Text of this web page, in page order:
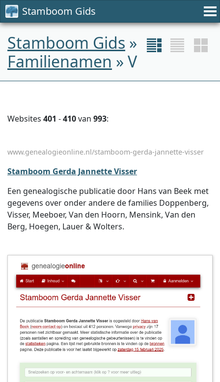
Stamboom Gids
Stamboom Gids »
Familienamen » V
Websites 401 -410van 993:
www.genealogieonline.nl/stamboom-gerda-jannette-visser
Stamboom Gerda Jannette Visser
Een genealogische publicatie door Hans van Beek met
gegevens over onder andere de families Doppenberg,
Visser, Meeboer, Van den Hoorn, Mensink, Van den
Berg, Hoegen, Lauer & Wolters.